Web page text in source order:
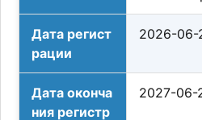
Дата регист
рации
2026-06-
Дата оконча
ния регистр
2027-06-